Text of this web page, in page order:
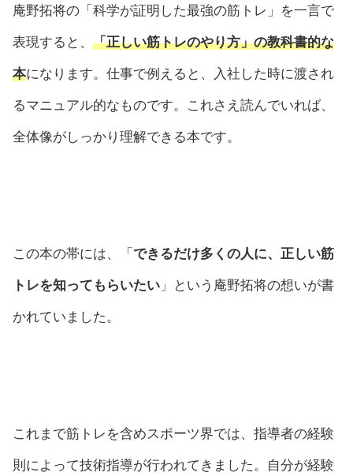
庵野拓将の「科学が証明した最強の筋トレ」を一言で
表現すると、 「正しい筋トレのやり方」の教科書的な
本になります。仕事で例えると、入社した時に渡され
るマニュアル的なものです。これさえ読んでいれば、
全体像がしっかり理解できる本です。
この本の帯には、「 できるだけ多くの人に、正しい筋
トレを知ってもらいたい 」という庵野拓将の想いが書
かれていました。
これまで筋トレを含めスポーツ界では、指導者の経験
則によって技術指導が行われてきました。自分が経験